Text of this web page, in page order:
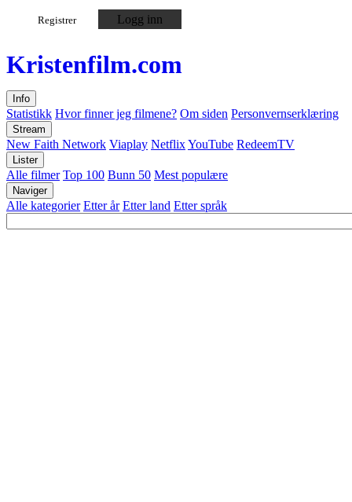
Registrer Logg inn
Kristenfilm.com
Info
Statistikk Hvor finner jeg filmene? Om siden Personvernserklæring
Stream
New Faith Network Viaplay NetflixYouTube RedeemTV
Lister
Alle filmer Top 100 Bunn 50 Mest populære
Naviger
Alle kategorier Etter år Etter land Etter språk